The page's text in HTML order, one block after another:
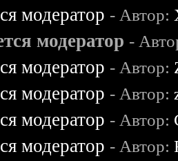
модератор - Автор:
модератор -
модератор - Автор:
модератор - Автор:
модератор - Автор:
модератор - Автор: